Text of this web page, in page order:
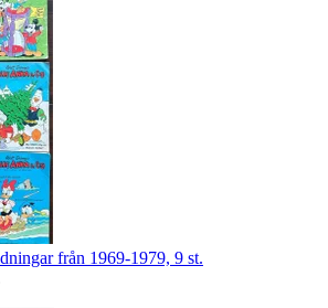
från 1969-1979, 9 st.